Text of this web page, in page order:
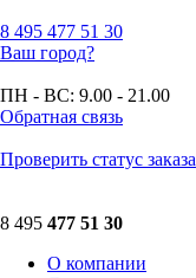
8 495 477 51 30
Ваш город?
ПН - ВС: 9.00 - 21.00
Обратная связь
Проверить статус заказа
8 495 477 51 30
О компании